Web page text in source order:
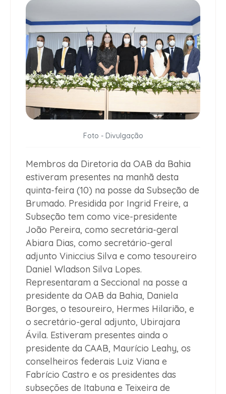
Foto - Divulgação
Membros da Diretoria da OAB da Bahia
estiveram presentes na manhã desta
quinta-feira (10) na posse da Subseção de
Brumado. Presidida por Ingrid Freire, a
Subseção tem como vice-presidente
João Pereira, como secretária-geral
Abiara Dias, como secretário-geral
adjunto Viniccius Silva e como tesoureiro
Daniel Wladson Silva Lopes.
Representaram a Seccional na posse a
presidente da OAB da Bahia, Daniela
Borges, o tesoureiro, Hermes Hilarião, e
o secretário-geral adjunto, Ubirajara
Ávila. Estiveram presentes ainda o
presidente da CAAB, Maurício Leahy, os
conselheiros federais Luiz Viana e
Fabrício Castro e os presidentes das
subseções de Itabuna e Teixeira de